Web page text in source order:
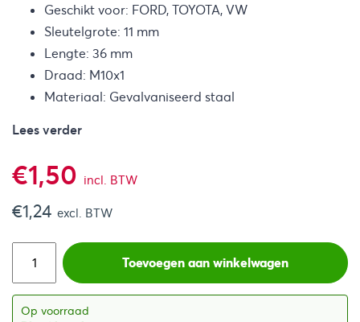
Geschikt voor: FORD, TOYOTA, VW
Sleutelgrote: 11 mm
Lengte: 36 mm
Draad: M10x1
Materiaal: Gevalvaniseerd staal
Lees verder
€1,50 incl. BTW
€1,24 excl. BTW
Toevoegen aan winkelwagen
Op voorraad